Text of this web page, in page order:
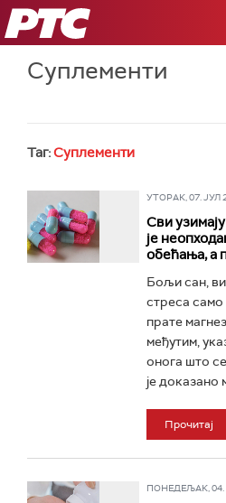
РТС
Суплементи
Таг:Суплементи
УТОРАК, 07. ЈУЛ
Сви
је
обећања, а
Бољи сан,
стреса само
прате
међутим,
онога што
је доказано
Прочитај
ПОНЕДЕЉАК, 04.